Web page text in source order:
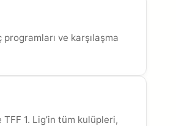
programları ve karşılaşma
1. Lig’in tüm kulüpleri,